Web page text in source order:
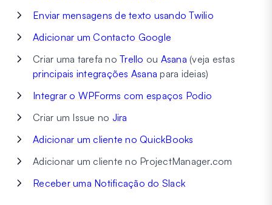
Enviar mensagens de texto usando Twilio
Adicionar um Contacto Google
Criar uma tarefa no Trello ou Asana (veja estas
principais integrações Asana para ideias)
Integrar o WPForms com espaços Podio
Criar um Issue no Jira
Adicionar um cliente no QuickBooks
Adicionar um cliente no ProjectManager.com
Receber uma Notificação do Slack